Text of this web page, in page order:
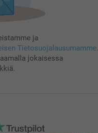
ja
Tietosuojalausumamme.
jokaisessa